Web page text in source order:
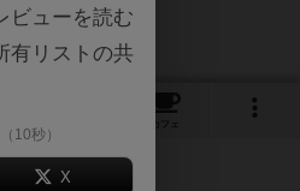
カフェ
ビューを読む
有リストの共
10秒）
X